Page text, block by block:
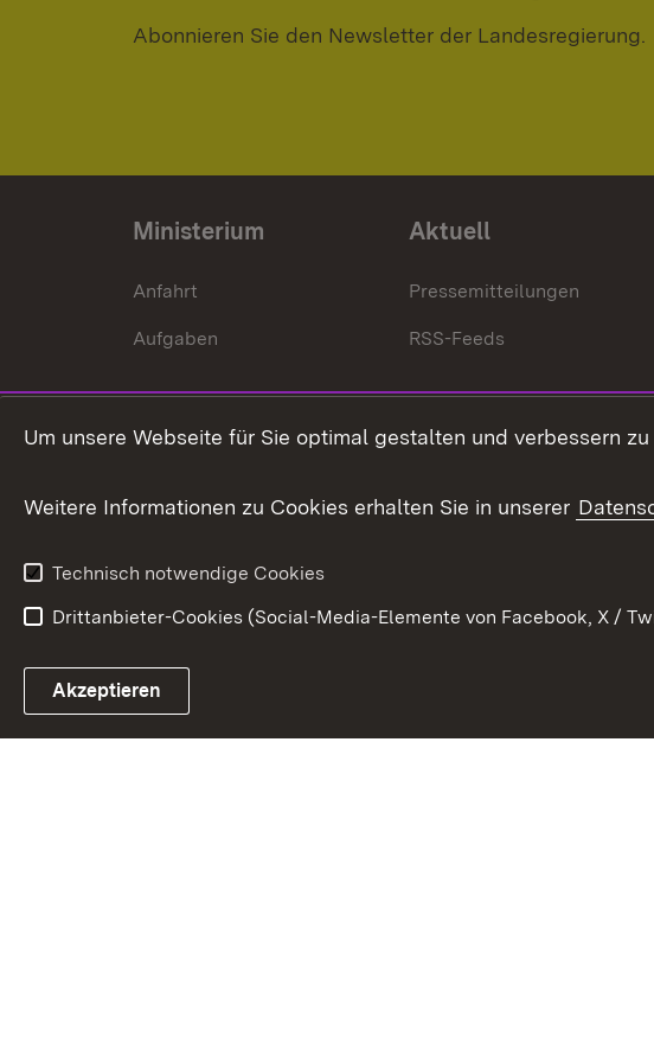
Abonnieren Sie den Newsletter der Landesregierung.
Ministerium
Anfahrt
Aufgaben
Aktuell
Pressemitteilungen
RSS-Feeds
Link zum Landesportal
Um unsere Webseite für Sie optimal gestalten und verbessern
Weitere Informationen zu Cookies erhalten Sie in unserer
Technisch notwendige Cookies
Drittanbieter-Cookies (Social-Media-Elemente von Facebook, X /
Akzeptieren